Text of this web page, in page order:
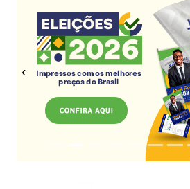
Previous